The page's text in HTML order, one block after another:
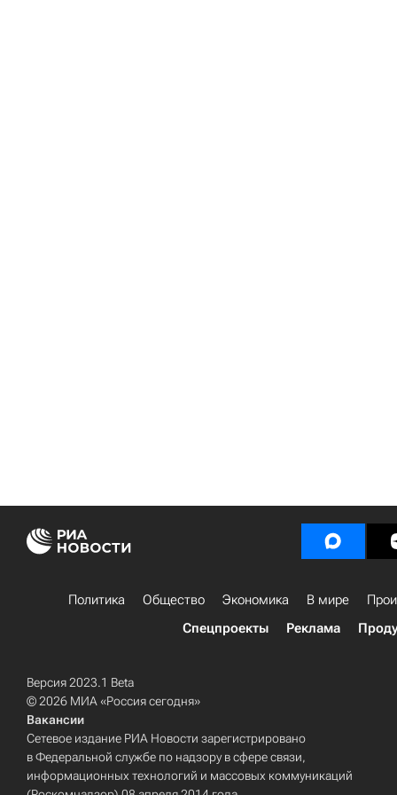
Политика Общество Экономика В мире
Спецпроекты
Реклама
Версия 2023.1 Beta
© 2026 МИА «Россия сегодня»
Вакансии
Сетевое издание РИА Новости зарегистрировано
в Федеральной службе по надзору в сфере связи,
информационных технологий и массовых коммуникаций